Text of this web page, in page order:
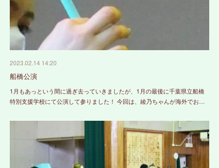
2023.02.14 14:20
船橋公演
1月もあっという間に過ぎ去っていきましたが、1月の最後に千葉県立船橋
特別支援学校にて公演して参りました！ 今回は、綾乃ちゃんが海外でお…